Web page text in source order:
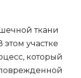
ткани
участке
который